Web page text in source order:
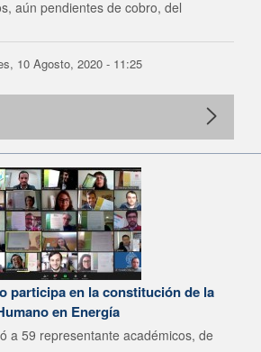
aún pendientes de cobro, del
10 Agosto, 2020 - 11:25
participa en la constitución de la
en Energía
a 59 representante académicos, de